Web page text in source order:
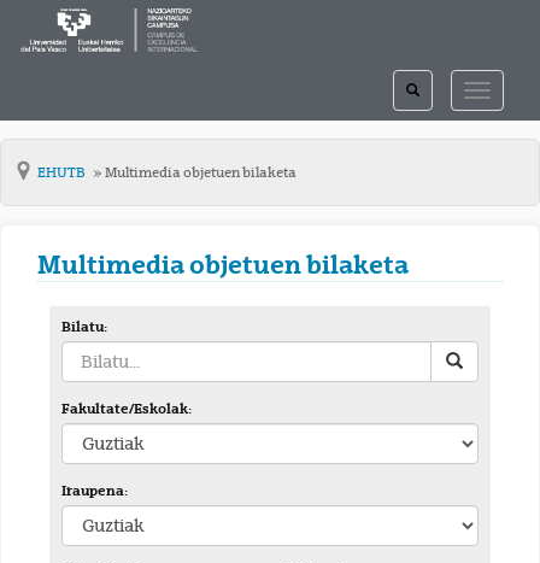
TOGGLE
TOGGLE
SEARCH
EHUTB Multimedia objetuen bilaketa
Multimedia objetuen bilaketa
Bilatu:
Fakultate/Eskolak:
Iraupena: